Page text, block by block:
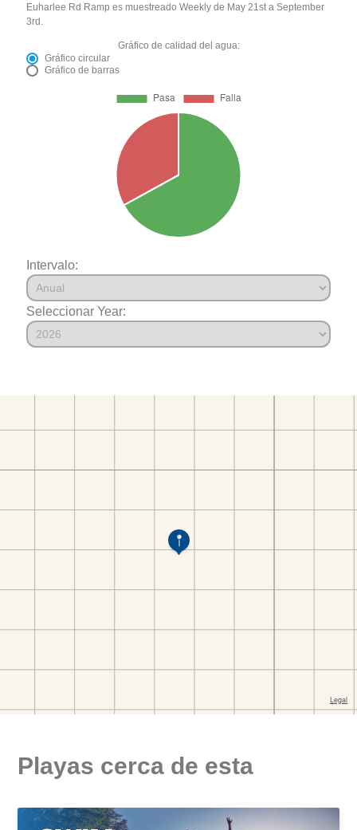
Euharlee Rd Ramp es muestreado Weekly de May 21st a September
3rd.
Gráfico de calidad del agua:
Gráfico circular
Gráfico de barras
Intervalo:
Seleccionar Year:
Playas cerca de esta